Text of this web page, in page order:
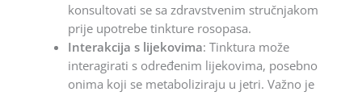
konsultovati se sa zdravstvenim stručnjakom
prije upotrebe tinkture rosopasa.
Interakcija s lijekovima: Tinktura može
interagirati s određenim lijekovima, posebno
onima koji se metaboliziraju u jetri. Važno je